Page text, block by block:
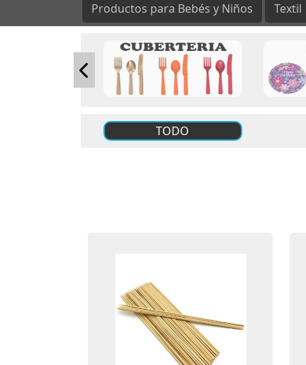
Productos para Bebés y Niños Textil
TODO